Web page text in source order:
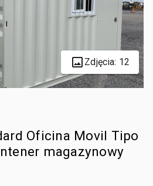
Zdjęcia: 12
Oficina Movil Tipo
magazynowy